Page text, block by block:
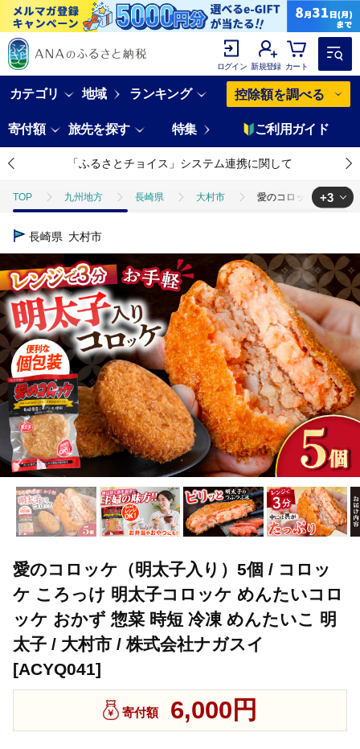
ログイン 新規登録 カート
カテゴリ 地域 ランキング 控除額を調べる
寄付額 旅先を探す 特集 ご利用ガイド
「ふるさとチョイス」システム連携に関して
TOP 九州地方 長崎県 大村市 愛のコロッケ（明太子
TOP
加工食品 惣菜・レトルト 愛のコロッケ（明太子入り
TOP 加工食品 惣菜・レトルト ほかの惣菜 愛のコロ
+3
長崎県 大村市
愛のコロッケ（明太子入り）5個 / コロッ
ケ ころっけ 明太子コロッケ めんたいコロ
ッケ おかず 惣菜 時短 冷凍 めんたいこ 明
太子 / 大村市 / 株式会社ナガスイ
[ACYQ041]
寄付額 6,000円